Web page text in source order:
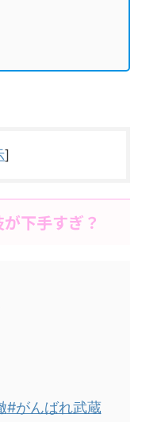
]
下手すぎ？
#がんばれ武蔵